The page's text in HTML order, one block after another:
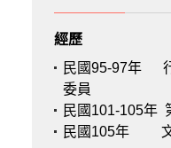
經歷
民國95-97年
委員
民國101-105年
民國105年文